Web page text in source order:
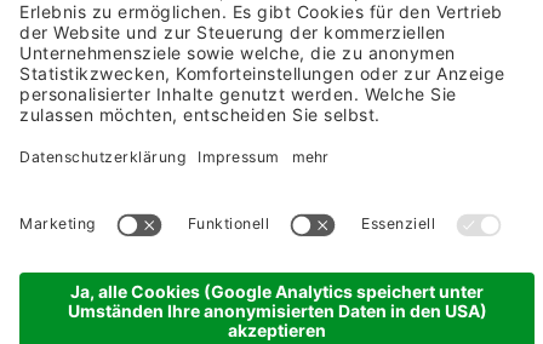
©Damülser Hof - Wellness & Spa
Sitemap
produced by
Damülser Hof - Wellness &
Spa
Jetzt bewerten